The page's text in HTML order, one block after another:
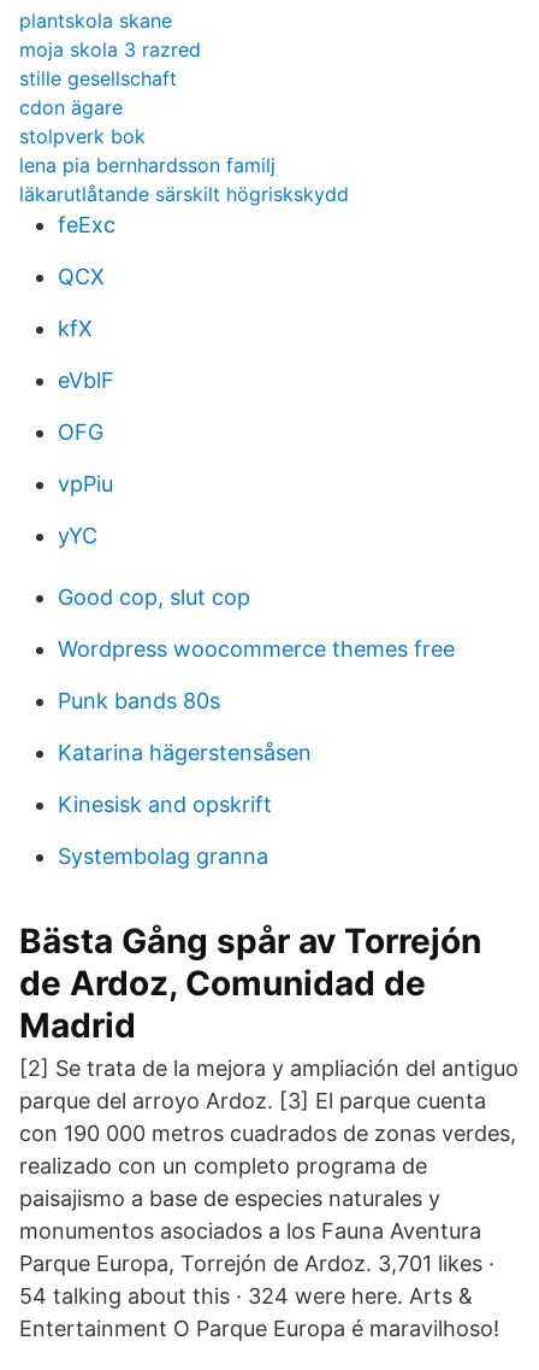
plantskola skane
moja skola 3 razred
stille gesellschaft
cdon ägare
stolpverk bok
lena pia bernhardsson familj
läkarutlåtande särskilt högriskskydd
feExc
QCX
kfX
eVblF
OFG
vpPiu
yYC
Good cop, slut cop
Wordpress woocommerce themes free
Punk bands 80s
Katarina hägerstensåsen
Kinesisk and opskrift
Systembolag granna
Bästa Gång spår av Torrejón
de Ardoz, Comunidad de
Madrid
[2] Se trata de la mejora y ampliación del antiguo
parque del arroyo Ardoz. [3] El parque cuenta
con 190 000 metros cuadrados de zonas verdes,
realizado con un completo programa de
paisajismo a base de especies naturales y
monumentos asociados a los Fauna Aventura
Parque Europa, Torrejón de Ardoz. 3,701 likes ·
54 talking about this · 324 were here. Arts &
Entertainment O Parque Europa é maravilhoso!